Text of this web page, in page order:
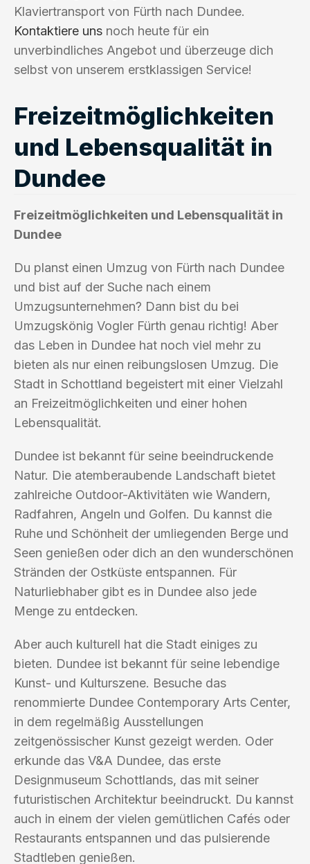
Klaviertransport von Fürth nach Dundee.
Kontaktiere uns noch heute für ein
unverbindliches Angebot und überzeuge dich
selbst von unserem erstklassigen Service!
Freizeitmöglichkeiten
und Lebensqualität in
Dundee
Freizeitmöglichkeiten und Lebensqualität in
Dundee
Du planst einen Umzug von Fürth nach Dundee
und bist auf der Suche nach einem
Umzugsunternehmen? Dann bist du bei
Umzugskönig Vogler Fürth genau richtig! Aber
das Leben in Dundee hat noch viel mehr zu
bieten als nur einen reibungslosen Umzug. Die
Stadt in Schottland begeistert mit einer Vielzahl
an Freizeitmöglichkeiten und einer hohen
Lebensqualität.
Dundee ist bekannt für seine beeindruckende
Natur. Die atemberaubende Landschaft bietet
zahlreiche Outdoor-Aktivitäten wie Wandern,
Radfahren, Angeln und Golfen. Du kannst die
Ruhe und Schönheit der umliegenden Berge und
Seen genießen oder dich an den wunderschönen
Stränden der Ostküste entspannen. Für
Naturliebhaber gibt es in Dundee also jede
Menge zu entdecken.
Aber auch kulturell hat die Stadt einiges zu
bieten. Dundee ist bekannt für seine lebendige
Kunst- und Kulturszene. Besuche das
renommierte Dundee Contemporary Arts Center,
in dem regelmäßig Ausstellungen
zeitgenössischer Kunst gezeigt werden. Oder
erkunde das V&A Dundee, das erste
Designmuseum Schottlands, das mit seiner
futuristischen Architektur beeindruckt. Du kannst
auch in einem der vielen gemütlichen Cafés oder
Restaurants entspannen und das pulsierende
Stadtleben genießen.